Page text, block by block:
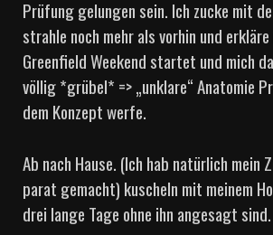
Prüfung gelungen sein. Ich zucke mit
strahle noch mehr als vorhin und
Greenfield Weekend startet und mich
völlig *grübel* => „unklare“ Anatomie
dem Konzept werfe.
Ab nach Hause. (Ich hab natürlich mein
parat gemacht) kuscheln mit meinem
drei lange Tage ohne ihn angesagt sind.